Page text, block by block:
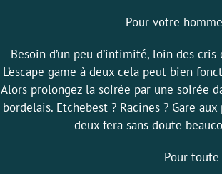
Pour votre
Besoin d’un peu d’intimité, loin des
L’escape game à deux cela peut bien
Alors prolongez la soirée par une soirée
bordelais. Etchebest ? Racines ? Gare
deux fera sans doute
Pour